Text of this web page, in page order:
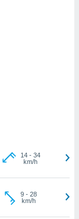
14- 34
km/h
9- 28
km/h